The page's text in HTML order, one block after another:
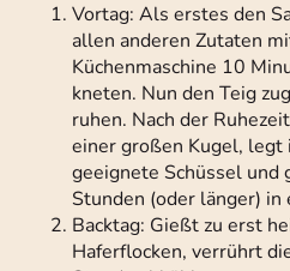
Vortag: Als erstes den
allen anderen Zutaten
Küchenmaschine 10
kneten. Nun den Teig
ruhen. Nach der
einer großen Kugel, legt
geeignete Schüssel und
Stunden (oder länger) in
Backtag: Gießt zu erst
Haferflocken, verrührt